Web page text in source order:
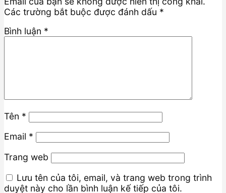
Các trường bắt buộc được đánh dấu *
Bình luận *
Tên *
Email *
Trang web
Lưu tên của tôi, email, và trang web trong trình
duyệt này cho lần bình luận kế tiếp của tôi.